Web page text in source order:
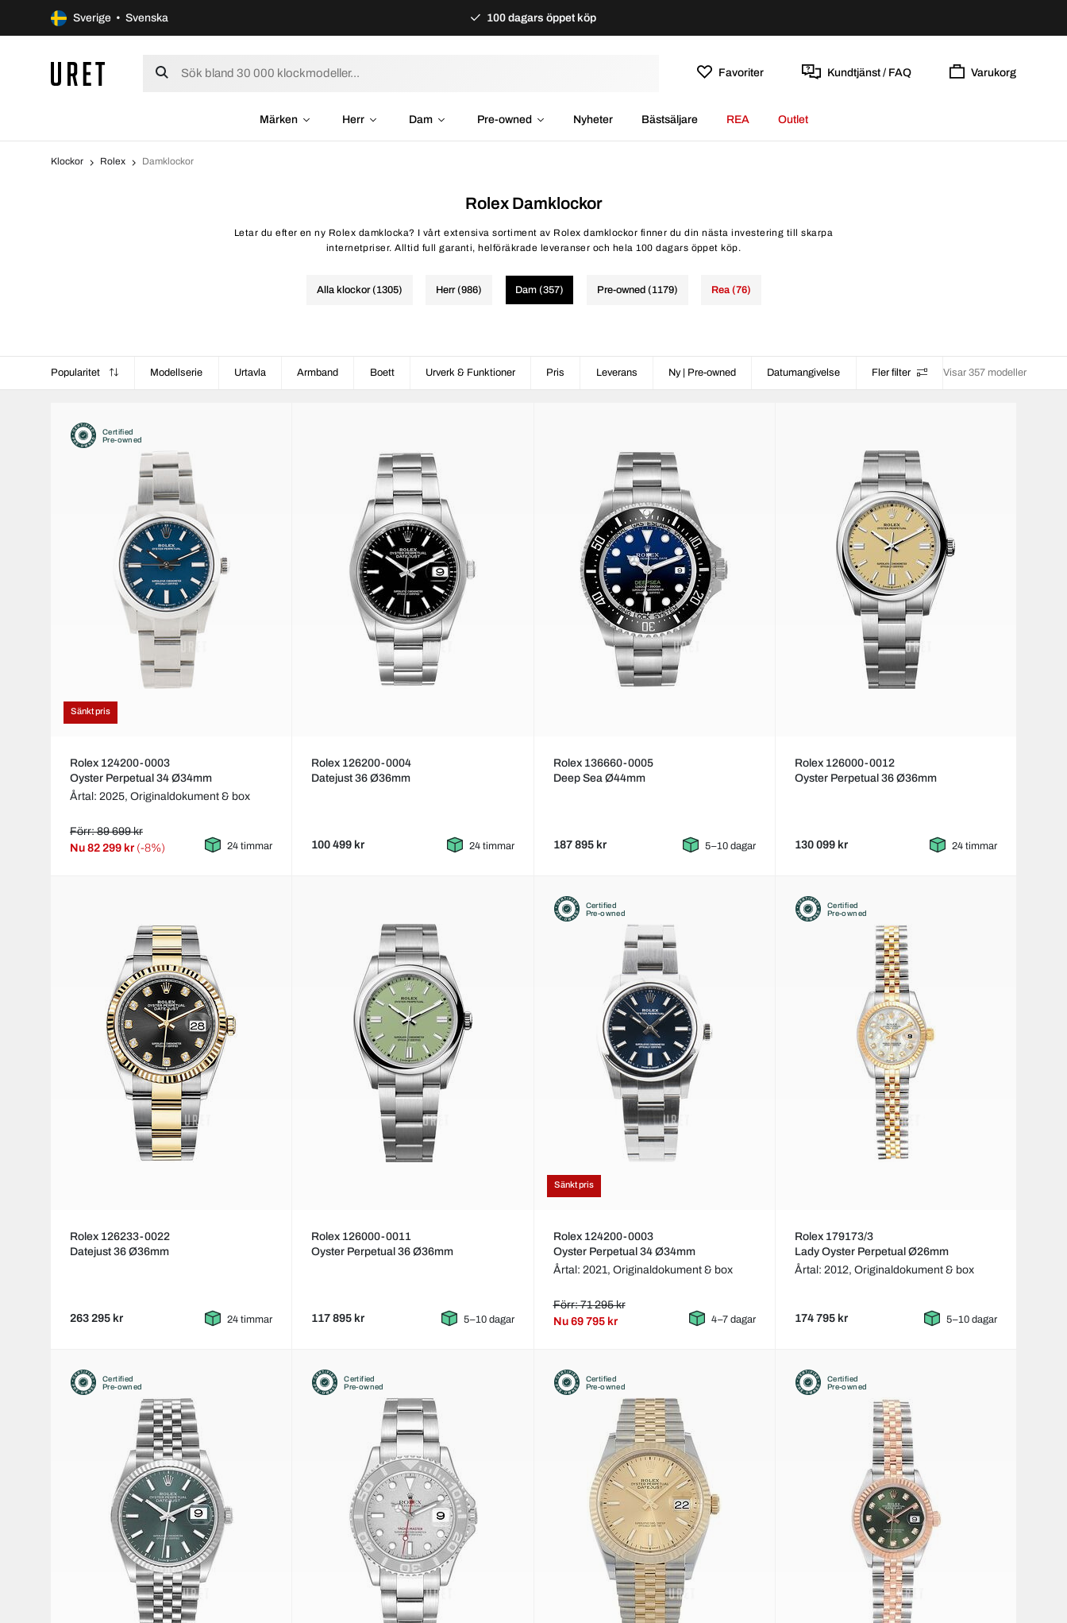
Sverige • Svenska 100 dagars öppet köp
Favoriter Kundtjänst / FAQ Varukorg
Märken Herr Dam Pre-owned Nyheter Bästsäljare REA Outlet
Klockor Rolex Damklockor
Rolex Damklockor
Letar du efter en ny Rolex damklocka? I vårt extensiva sortiment av Rolex damklockor finner du din nästa investering till skarpa
internetpriser. Alltid full garanti, helföräkrade leveranser och hela 100 dagars öppet köp.
Alla klockor (1305) Herr (986) Dam (357) Pre-owned (1179) Rea (76)
Popularitet Modellserie Urtavla Armband Boett Urverk & Funktioner Pris Leverans Ny | Pre-owned Datumangivelse Fler filter Visar 357 modeller
Certified
Pre-owned
Sänkt pris
Rolex 124200-0003
Oyster Perpetual 34 Ø34mm
Årtal: 2025, Originaldokument & box
Förr: 89 699 kr
Nu82 299 kr (-8%) 24 timmar
Rolex 126200-0004
Datejust 36 Ø36mm
100 499 kr 24 timmar
Rolex 136660-0005
Deep Sea Ø44mm
187 895 kr 5–10 dagar
Rolex 126000-0012
Oyster Perpetual 36 Ø36mm
130 099 kr 24 timmar
Rolex 126233-0022
Datejust 36 Ø36mm
263 295 kr 24 timmar
Rolex 126000-0011
Oyster Perpetual 36 Ø36mm
117 895 kr 5–10 dagar
Certified
Pre-owned
Sänkt pris
Rolex 124200-0003
Oyster Perpetual 34 Ø34mm
Årtal: 2021, Originaldokument & box
Förr: 71 295 kr
Nu69 795 kr 4–7 dagar
Certified
Pre-owned
Rolex 179173/3
Lady Oyster Perpetual Ø26mm
Årtal: 2012, Originaldokument & box
174 795 kr 5–10 dagar
Certified
Pre-owned
Certified
Pre-owned
Certified
Pre-owned
Certified
Pre-owned